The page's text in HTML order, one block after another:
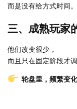
而是没有给方式时间。
三、成熟玩家
他们改变很少，
而且只在固定阶段才调
轮盘里，频繁变